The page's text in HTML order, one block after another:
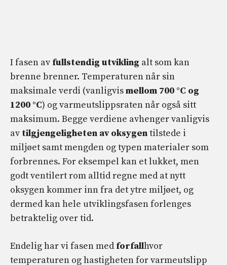
I fasen av fullstendig utvikling alt som kan
brenne brenner. Temperaturen når sin
maksimale verdi (vanligvismellom 700 °C og
1200 °C) og varmeutslippsraten når også sitt
maksimum. Begge verdiene avhenger vanligvis
av tilgjengeligheten av oksygentilstede i
miljøet samt mengden og typen materialer som
forbrennes. For eksempel kan et lukket, men
godt ventilert rom alltid regne med at nytt
oksygen kommer inn fra det ytre miljøet, og
dermed kan hele utviklingsfasen forlenges
betraktelig over tid.
Endelig har vi fasen med forfallhvor
temperaturen og hastigheten for varmeutslipp